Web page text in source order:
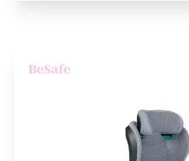
BeSafe